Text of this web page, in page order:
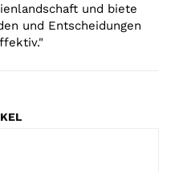
und biete
und Entscheidungen